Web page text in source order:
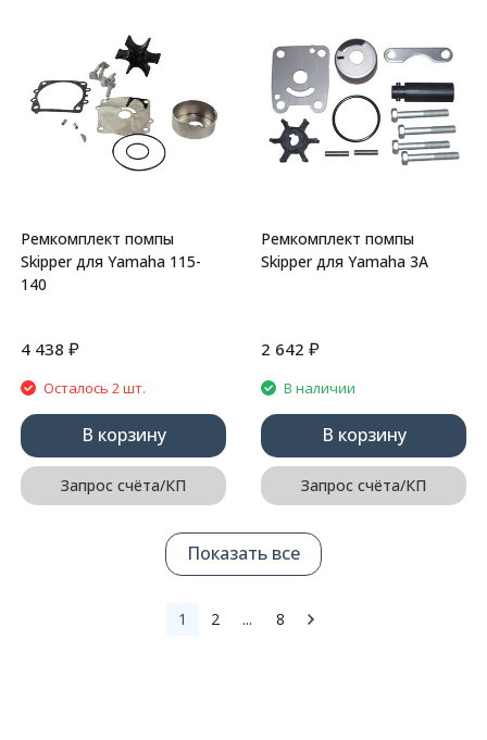
Ремкомплект помпы
Skipper для Yamaha 115-
140
4 438 ₽
Осталось 2 шт.
В корзину
Запрос счёта/КП
Ремкомплект помпы
Skipper для Yamaha 3A
2 642 ₽
В наличии
В корзину
Запрос счёта/КП
Показать все
1 2 ... 8